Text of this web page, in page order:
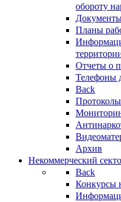
обороту
Планы
Отчеты о
Телефоны
Back
Протоколы
Архив
Некоммерческий
Back
Конкурсы